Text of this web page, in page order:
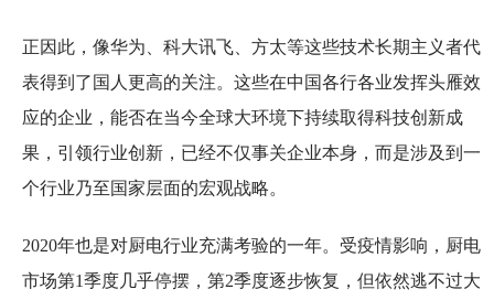
正因此，像华为、科大讯飞、方太等这些技术长期主义者代
表得到了国人更高的关注。这些在中国各行各业发挥头雁效
应的企业，能否在当今全球大环境下持续取得科技创新成
果，引领行业创新，已经不仅事关企业本身，而是涉及到一
个行业乃至国家层面的宏观战略。
2020年也是对厨电行业充满考验的一年。受疫情影响，厨电
市场第1季度几乎停摆，第2季度逐步恢复，但依然逃不过大